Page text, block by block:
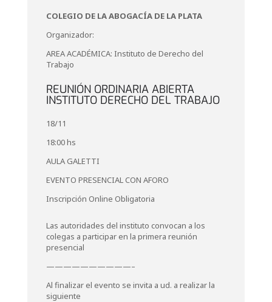
COLEGIO DE LA ABOGACÍA DE LA PLATA
Organizador:
AREA ACADÉMICA: Instituto de Derecho del
Trabajo
REUNIÓN ORDINARIA ABIERTA
INSTITUTO DERECHO DEL TRABAJO
18/11
18:00 hs
AULA GALETTI
EVENTO PRESENCIAL CON AFORO
Inscripción Online Obligatoria
Las autoridades del instituto convocan a los
colegas a participar en la primera reunión
presencial
——————————–
Al finalizar el evento se invita a ud. a realizar la
siguiente